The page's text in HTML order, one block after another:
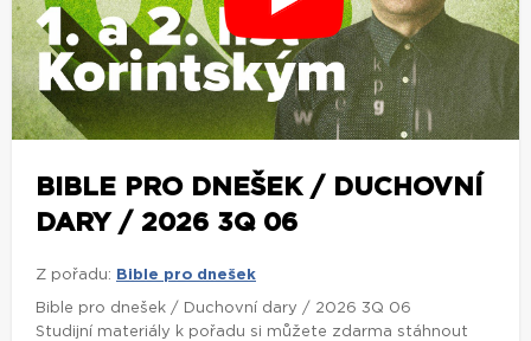
BIBLE PRO DNEŠEK / DUCHOVNÍ
DARY / 2026 3Q 06
Z pořadu: Bible pro dnešek
Bible pro dnešek / Duchovní dary / 2026 3Q 06
Studijní materiály k pořadu si můžete zdarma stáhnout